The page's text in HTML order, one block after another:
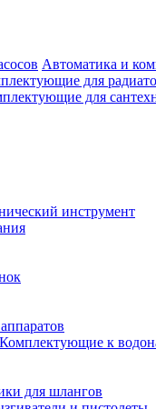
Автоматика и
для
для
инструмент
Комплектующие к
для шлангов